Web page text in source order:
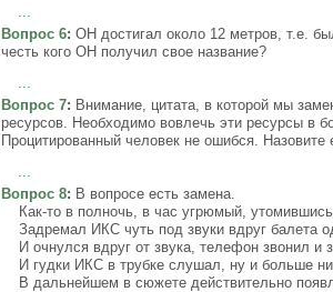
...
Вопрос 6: ОН достигал около 12 метров, т.е.
честь кого ОН получил свое название?
...
Вопрос 7: Внимание, цитата, в которой мы
ресурсов. Необходимо вовлечь эти ресурсы в
Процитированный человек не ошибся. Назовите
Вопрос 8: В вопросе есть замена.
Как-то в полночь, в час угрюмый, утомившись
Задремал ИКС чуть под звуки вдруг балета
И очнулся вдруг от звука, телефон звонил и
И гудки ИКС в трубке слушал, ну и больше
В дальнейшем в сюжете действительно